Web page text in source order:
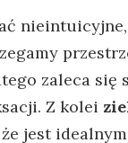
zaleca
Z kolei‌
jest